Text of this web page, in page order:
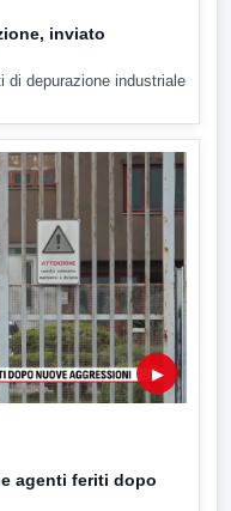
inviato
di depurazione industriale
▶
agenti feriti dopo